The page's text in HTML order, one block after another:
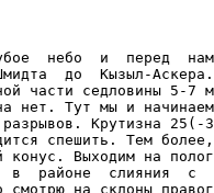
небо  и  перед
до  Кызыл-
части седловины 5-7
нет. Тут мы и
Крутизна 25(-
спешить. Тем
конус. Выходим на
в  районе  слияния  с
смотрю на склоны